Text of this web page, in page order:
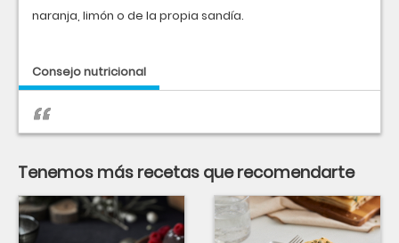
naranja, limón o de la propia sandía.
Consejo nutricional
Tenemos más recetas que recomendarte